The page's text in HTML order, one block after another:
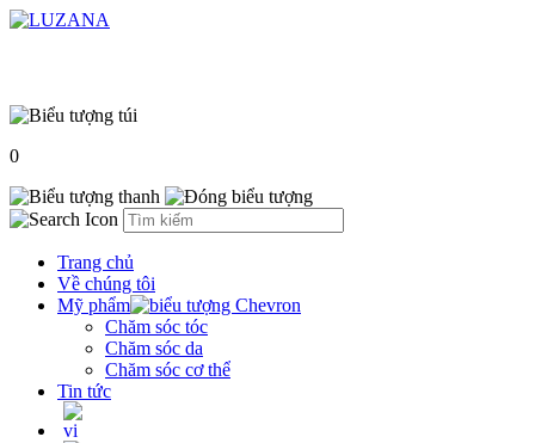
0
Trang chủ
Về chúng tôi
Mỹ phẩm
Chăm sóc tóc
Chăm sóc da
Chăm sóc cơ thể
Tin tức